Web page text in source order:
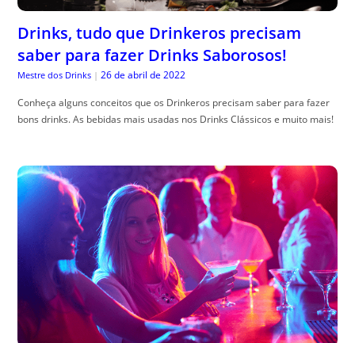
Drinks, tudo que Drinkeros precisam
saber para fazer Drinks Saborosos!
Mestre dos Drinks | 26 de abril de 2022
Conheça alguns conceitos que os Drinkeros precisam saber para fazer
bons drinks. As bebidas mais usadas nos Drinks Clássicos e muito mais!